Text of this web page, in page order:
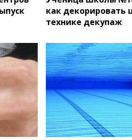
как декорировать
технике декупаж